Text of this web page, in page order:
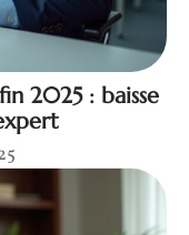
2025 : baisse